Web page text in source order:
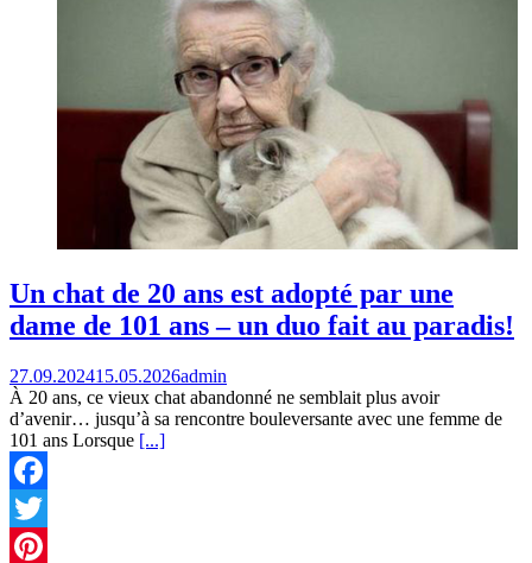
Un chat de 20 ans est adopté par une
dame de 101 ans – un duo fait au paradis!
27.09.202415.05.2026admin
À 20 ans, ce vieux chat abandonné ne semblait plus avoir
d’avenir… jusqu’à sa rencontre bouleversante avec une femme de
101 ans Lorsque [...]
Facebook
Twitter